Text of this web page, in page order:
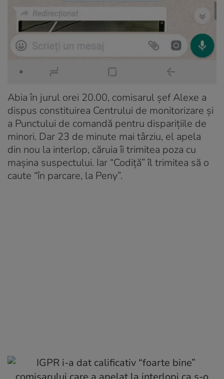
Abia în jurul orei 20.00, comisarul şef Alexe a
dispus constituirea Centrului de monitorizare și
a Punctului de comandă pentru disparițiile de
minori. Dar 23 de minute mai târziu, el apela
din nou la interlop, căruia îi trimitea poza cu
mașina suspectului. Iar “Codiţă” îl trimitea să o
caute “în parcare, la Peny”.